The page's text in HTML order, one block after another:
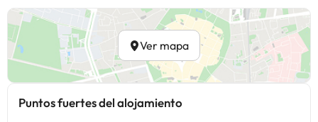
Ver mapa
Puntos fuertes del alojamiento